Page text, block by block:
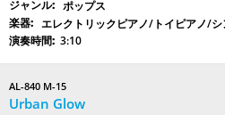
ポップス
エレクトリックピアノ/トイピアノ/
3:10
AL-840 M-15
Urban Glow